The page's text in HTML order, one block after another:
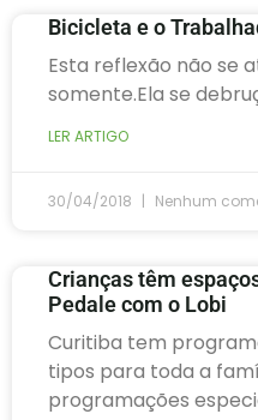
Bicicleta e o
Esta reflexão não se
somente.Ela se
LER ARTIGO
30/04/2018 Nenhum
Crianças têm
Pedale com o Lobi
Curitiba tem
tipos para toda a
programações